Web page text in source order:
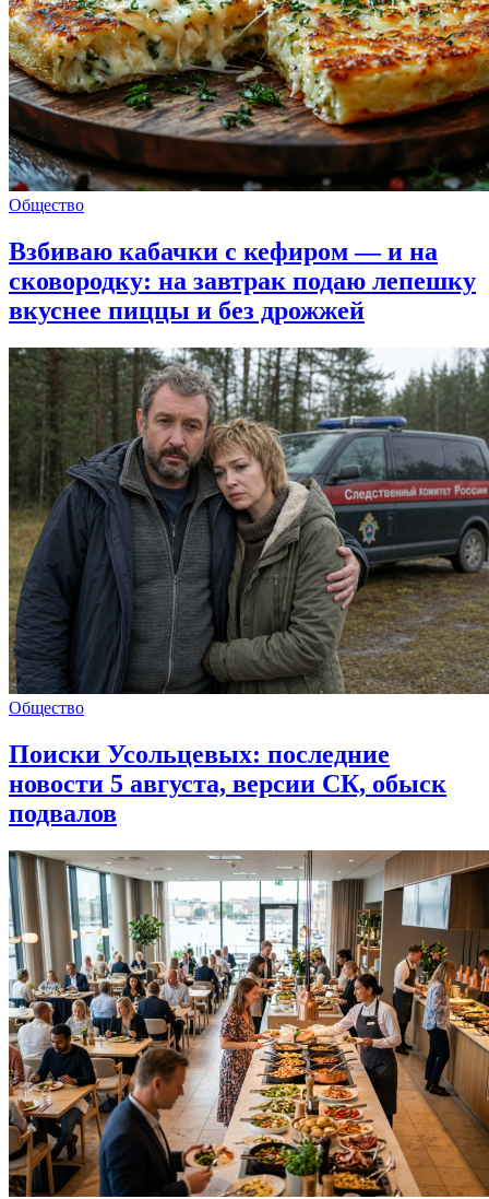
Общество
Взбиваю кабачки с кефиром — и на
сковородку: на завтрак подаю лепешку
вкуснее пиццы и без дрожжей
Общество
Поиски Усольцевых: последние
новости 5 августа, версии СК, обыск
подвалов